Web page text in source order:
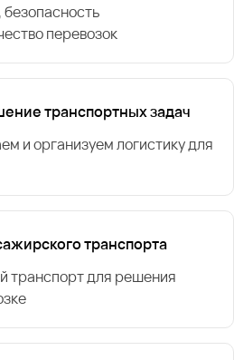
перевозок
транспортных задач
и организуем логистику для
транспорта
транспорт для решения